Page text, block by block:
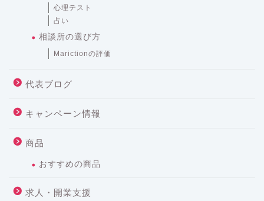
心理テスト
占い
相談所の選び方
Marictionの評価
代表ブログ
キャンペーン情報
商品
おすすめの商品
求人・開業支援